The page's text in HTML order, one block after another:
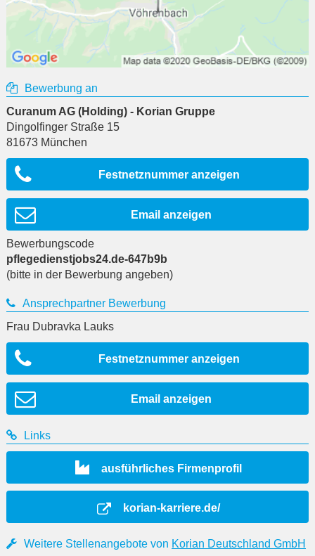
Bewerbung an
Curanum AG (Holding) - Korian Gruppe
Dingolfinger Straße 15
81673 München
Festnetznummer anzeigen
Email anzeigen
Bewerbungscode
pflegedienstjobs24.de-647b9b
(bitte in der Bewerbung angeben)
Ansprechpartner Bewerbung
Frau Dubravka Lauks
Festnetznummer anzeigen
Email anzeigen
Links
ausführliches Firmenprofil
korian-karriere.de/
Weitere Stellenangebote von Korian Deutschland GmbH